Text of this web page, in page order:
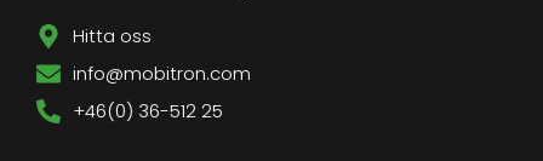
Hitta oss
info@mobitron.com
+46(0) 36-512 25